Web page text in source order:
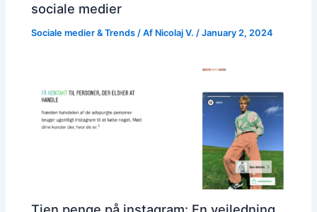
sociale medier
Sociale medier & Trends / Af Nicolaj V./January 2, 2024